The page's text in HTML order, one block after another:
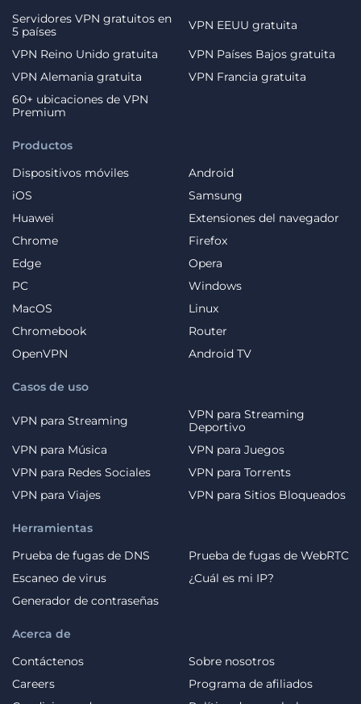
Productos
Dispositivos móviles
Android
iOS
Samsung
Huawei
Extensiones del navegador
Chrome
Firefox
Edge
Opera
PC
Windows
MacOS
Linux
Chromebook
Router
OpenVPN
Android TV
Casos de uso
VPN para Streaming
VPN para Streaming
Deportivo
VPN para Música
VPN para Juegos
VPN para Redes Sociales
VPN para Torrents
VPN para Viajes
VPN para Sitios Bloqueados
Acerca de
Contáctenos
Sobre nosotros
Careers
Programa de afiliados
Servidores VPN gratuitos en
5 países
VPN EEUU gratuita
VPN Reino Unido gratuita
VPN Países Bajos gratuita
VPN Alemania gratuita
VPN Francia gratuita
60+ ubicaciones de VPN
Premium
Herramientas
Prueba de fugas de DNS
Prueba de fugas de WebRTC
Escaneo de virus
¿Cuál es mi IP?
Generador de contraseñas